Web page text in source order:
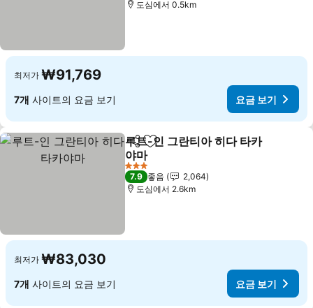
도심에서 0.5km
최저가 ₩91,769
7개 사이트의 요금 보기 요금 보기
공유 즐겨찾기에 추가
루트-인 그란티아 히다 타카
야마
요금 보기
3 성급
7.9 좋음
2,064
도심에서 2.6km
최저가 ₩83,030
7개 사이트의 요금 보기 요금 보기